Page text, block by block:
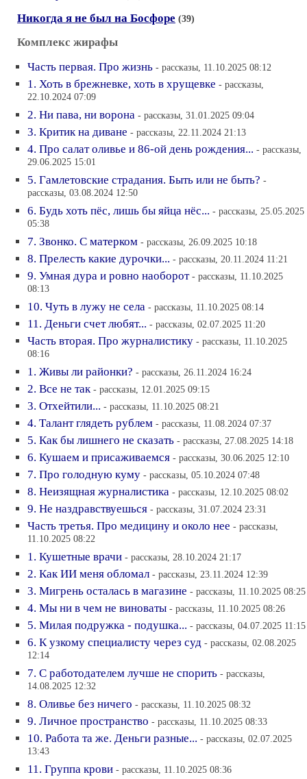
Никогда я не был на Босфоре (39)
Комплекс жирафы
Часть первая. Про жизнь - рассказы, 11.10.2025 08:12
1. Хоть в брежневке, хоть в хрущевке - рассказы,
22.10.2024 07:09
2. Ни пава, ни ворона - рассказы, 31.01.2025 09:04
3. Критик на диване - рассказы, 22.11.2024 21:13
4. Про салат оливье и 86-ой день рождения... - рассказы,
29.06.2025 15:01
5. Гамлетовские страдания. Быть или не быть? -
рассказы, 03.08.2024 12:50
6. Будь хоть пёс, лишь бы яйца нёс... - рассказы, 25.05.2025
05:38
7. Звонко. С матерком - рассказы, 26.09.2025 10:18
8. Прелесть какие дурочки... - рассказы, 20.11.2024 11:21
9. Умная дура и ровно наоборот - рассказы, 11.10.2025
08:13
10. Чуть в лужу не села - рассказы, 11.10.2025 08:14
11. Деньги счет любят... - рассказы, 02.07.2025 11:20
Часть вторая. Про журналистику - рассказы, 11.10.2025
08:16
1. Живы ли районки? - рассказы, 26.11.2024 16:24
2. Все не так - рассказы, 12.01.2025 09:15
3. Отхейтили... - рассказы, 11.10.2025 08:21
4. Талант глядеть рублем - рассказы, 11.08.2024 07:37
5. Как бы лишнего не сказать - рассказы, 27.08.2025 14:18
6. Кушаем и присаживаемся - рассказы, 30.06.2025 12:10
7. Про голодную куму - рассказы, 05.10.2024 07:48
8. Неизящная журналистика - рассказы, 12.10.2025 08:02
9. Не наздравствуешься - рассказы, 31.07.2024 23:31
Часть третья. Про медицину и около нее - рассказы,
11.10.2025 08:22
1. Кушетные врачи - рассказы, 28.10.2024 21:17
2. Как ИИ меня обломал - рассказы, 23.11.2024 12:39
3. Мигрень осталась в магазине - рассказы, 11.10.2025 08:25
4. Мы ни в чем не виноваты - рассказы, 11.10.2025 08:26
5. Милая подружка - подушка... - рассказы, 04.07.2025 11:15
6. К узкому специалисту через суд - рассказы, 02.08.2025
12:14
7. С работодателем лучше не спорить - рассказы,
14.08.2025 12:32
8. Оливье без ничего - рассказы, 11.10.2025 08:32
9. Личное пространство - рассказы, 11.10.2025 08:33
10. Работа та же. Деньги разные... - рассказы, 02.07.2025
13:43
11. Группа крови - рассказы, 11.10.2025 08:36